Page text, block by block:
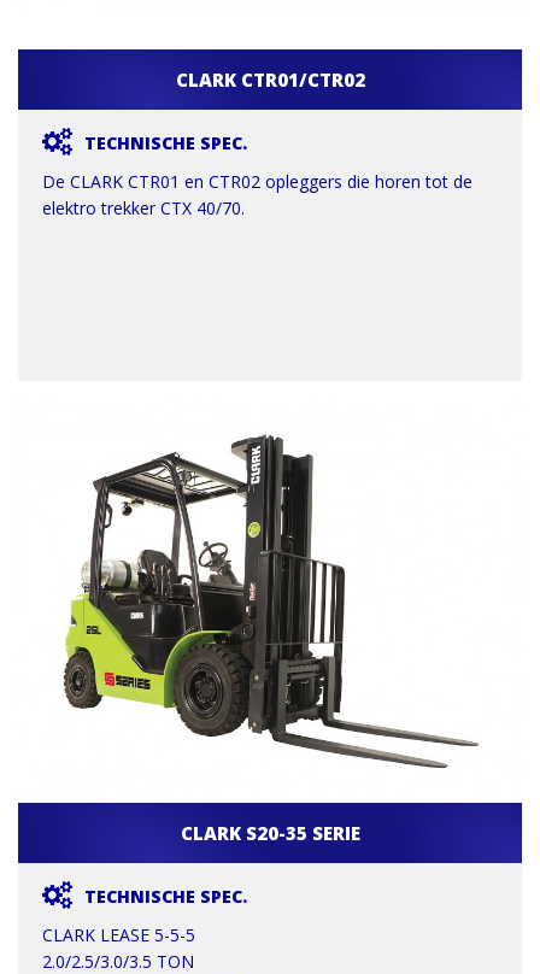
CLARK CTR01/CTR02
TECHNISCHE SPEC.
De CLARK CTR01 en CTR02 opleggers die horen tot de
elektro trekker CTX 40/70.
CLARK S20-35 SERIE
TECHNISCHE SPEC.
CLARK LEASE 5-5-5
2.0/2.5/3.0/3.5 TON